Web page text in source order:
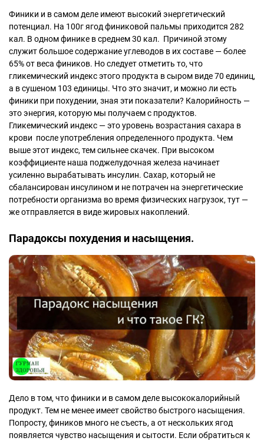
Финики и в самом деле имеют высокий энергетический
потенциал. На 100г ягод финиковой пальмы приходится 282
кал. В одном финике в среднем 30 кал. Причиной этому
служит большое содержание углеводов в их составе — более
65% от веса фиников. Но следует отметить то, что
гликемический индекс этого продукта в сыром виде 70 единиц,
а в сушеном 103 единицы. Что это значит, и можно ли есть
финики при похудении, зная эти показатели? Калорийность —
это энергия, которую мы получаем с продуктов.
Гликемический индекс — это уровень возрастания сахара в
крови после употребления определенного продукта. Чем
выше этот индекс, тем сильнее скачек. При высоком
коэффициенте наша поджелудочная железа начинает
усиленно вырабатывать инсулин. Сахар, который не
сбалансирован инсулином и не потрачен на энергетические
потребности организма во время физических нагрузок, тут —
же отправляется в виде жировых накоплений.
Парадоксы похудения и насыщения.
Дело в том, что финики и в самом деле высококалорийный
продукт. Тем не менее имеет свойство быстрого насыщения.
Попросту, фиников много не съесть, а от нескольких ягод
появляется чувство насыщения и сытости. Если обратиться к